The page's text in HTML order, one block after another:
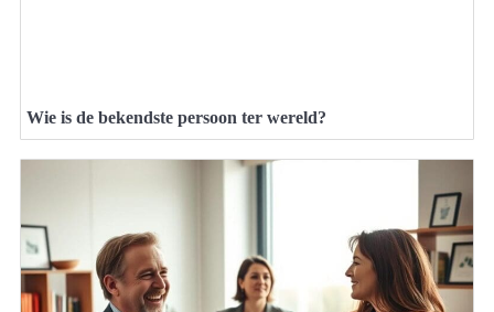
Wie is de bekendste persoon ter wereld?